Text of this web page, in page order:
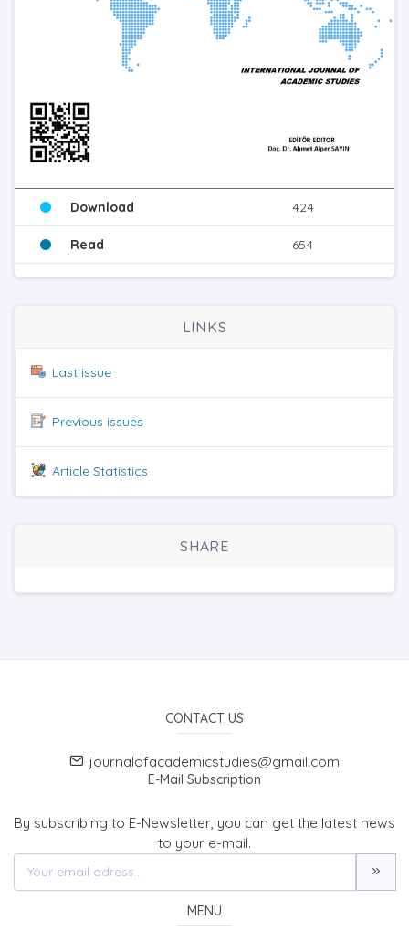
Download 424
Read 654
LINKS
Last issue
Previous issues
Article Statistics
SHARE
CONTACT US
journalofacademicstudies@gmail.com
E-Mail Subscription
By subscribing to E-Newsletter, you can get the latest news
to your e-mail.
MENU